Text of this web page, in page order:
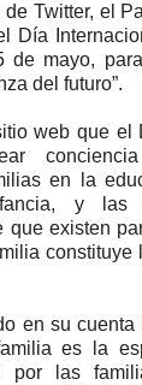
Twitter, el
Día
de mayo,
del futuro”.
web que el
en la
y las
que existen
en su cuenta
es la
por las